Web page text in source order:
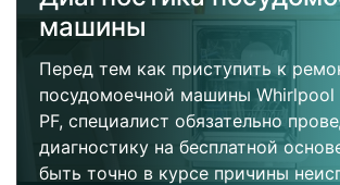
машины
Перед тем как приступить к
посудомоечной машины Whirlpool
PF, специалист обязательно
диагностику на бесплатной
быть точно в курсе причины